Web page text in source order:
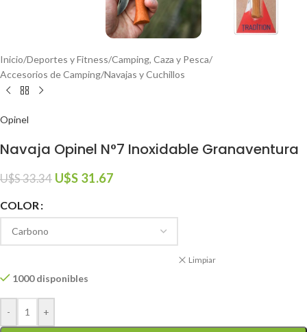
Inicio/Deportes y Fitness/Camping, Caza y Pesca/
Accesorios de Camping/Navajas y Cuchillos
Opinel
Navaja Opinel N°7 Inoxidable Granaventura
U$S33.34 U$S 31.67
COLOR
Limpiar
1000 disponibles
- +